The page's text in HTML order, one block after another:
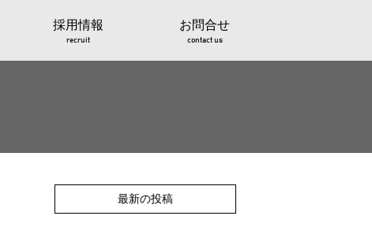
採用情報
recruit
お問合せ
contact us
最新の投稿